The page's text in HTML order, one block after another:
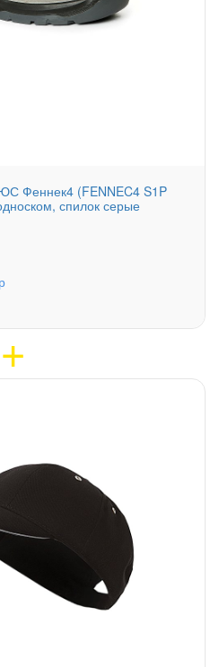
Феннек4 (FENNEC4 S1P
спилок серые